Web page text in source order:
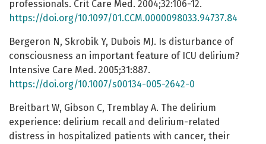
professionals. Crit Care Med. 2004;32:106-12.
https://doi.org/10.1097/01.CCM.0000098033.94737.84
Bergeron N, Skrobik Y, Dubois MJ. Is disturbance of
consciousness an important feature of ICU delirium?
Intensive Care Med. 2005;31:887.
https://doi.org/10.1007/s00134-005-2642-0
Breitbart W, Gibson C, Tremblay A. The delirium
experience: delirium recall and delirium-related
distress in hospitalized patients with cancer, their